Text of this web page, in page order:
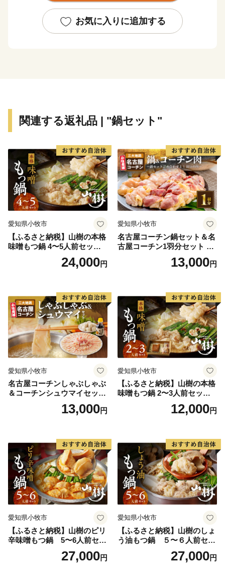
お気に入りに追加する
関連する返礼品 | "鍋セット"
愛知県小牧市
【ふるさと納税】山樹の本格
味噌もつ鍋 4〜5人前セット
山樹 国産 牛もつ ホルモン モ
ツ オンライン飲み会 ホーム
間
24,000円
愛知県小牧市
名古屋コーチン鍋セット＆名
古屋コーチン1羽分セット 日
本三大地鶏 鍋セット 鶏肉 も
も肉 むね肉 ササミ 肉団子 鍋
13,000円
愛知県小牧市
名古屋コーチンしゃぶしゃぶ
＆コーチンシュウマイセッ
ト 焼売 鶏肉 鍋 鶏しゃぶ 日
13,000円
愛知県小牧市
【ふるさと納税】山樹の本格
味噌もつ鍋 2〜3人前セット
山樹 国産 牛もつ ホルモン モ
ツ オンライン飲み会 ホーム
間
12,000円
愛知県小牧市
【ふるさと納税】山樹のピリ
辛味噌もつ鍋 5〜6人前セッ
ト 山樹 国産 牛もつ ホルモン
モツ オンライン飲み会 ホー
27,000円
愛知県小牧市
【ふるさと納税】山樹のしょ
う油もつ鍋 ５〜６人前セッ
ト 山樹 国産 牛もつ ホルモン
モツ オンライン飲み会 ホー
27,000円